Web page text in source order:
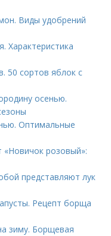
Виды удобрений
Характеристика
50 сортов яблок с
осенью.
Оптимальные
розовый»:
представляют лук
Рецепт борща
зиму. Борщевая